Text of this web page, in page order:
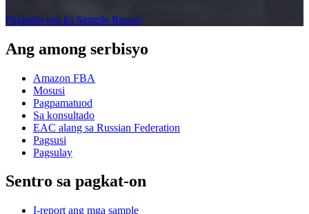
Pagkuha usa ka Sample Report
Ang among serbisyo
Amazon FBA
Mosusi
Pagpamatuod
Sa konsultado
EAC alang sa Russian Federation
Pagsusi
Pagsulay
Sentro sa pagkat-on
I-report ang mga sample